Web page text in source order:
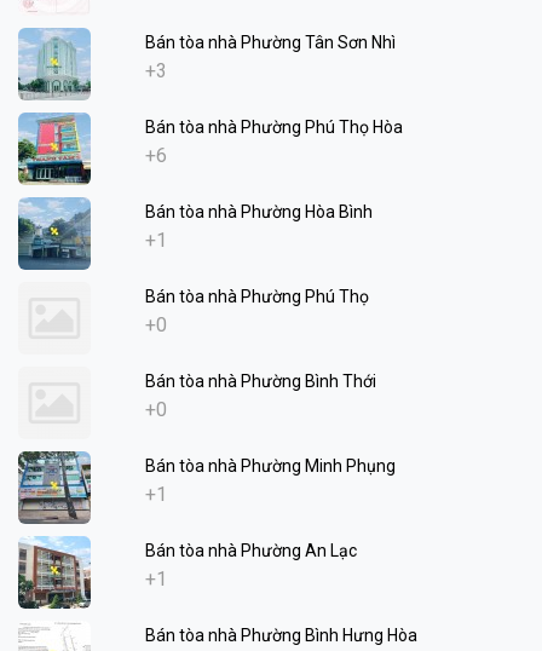
Bán tòa nhà Phường Tân Sơn Nhì
+3
Bán tòa nhà Phường Phú Thọ Hòa
+6
Bán tòa nhà Phường Hòa Bình
+1
Bán tòa nhà Phường Phú Thọ
+0
Bán tòa nhà Phường Bình Thới
+0
Bán tòa nhà Phường Minh Phụng
+1
Bán tòa nhà Phường An Lạc
+1
Bán tòa nhà Phường Bình Hưng Hòa